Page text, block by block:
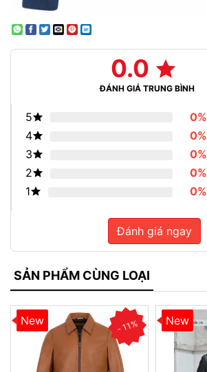
0.0
ĐÁNH GIÁ TRUNG BÌNH
5 0%
4
0%
3
0%
2
0%
1
0%
Đánh giá ngay
SẢN PHẨM CÙNG LOẠI
New - 11% New